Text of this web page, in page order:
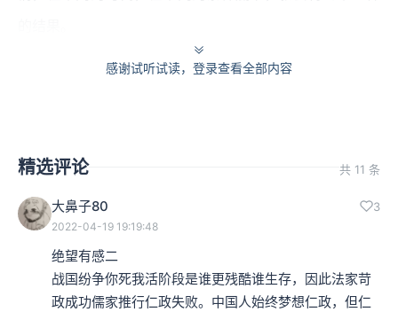
故文王行仁义而王天下，偃王行仁义而丧其国，是仁义用
他的第一个关键的结论。时代改变了，事情就不一样了，
意思也就是要用不同的方式来处理。
接下来要导引出他的第二个结论，叫做“
本集编辑：dy、西瓜
感谢试听试读，登录查看全部内容
精选评论 共 11 条
大鼻子80 3
2022-04-19 19:19:48
绝望有感二
战国纷争你死我活阶段是谁更残酷谁生存，因此法家苛
政成功儒家推行仁政失败。中国人始终梦想仁政，但仁